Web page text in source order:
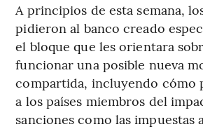
A principios de esta semana,
pidieron al banco creado
el bloque que les orientara
funcionar una posible nueva
compartida, incluyendo cómo
a los países miembros del
sanciones como las impuestas